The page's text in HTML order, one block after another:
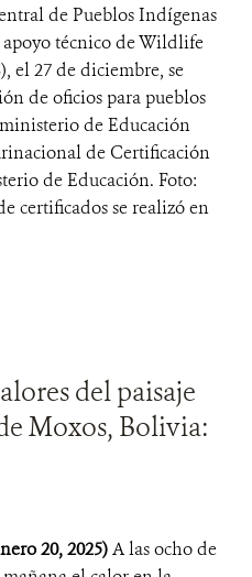
de Pueblos Indígenas
técnico de Wildlife
el 27 de diciembre, se
de oficios para pueblos
de Educación
de Certificación
de Educación. Foto:
certificados se realizó en
del paisaje
Moxos, Bolivia:
20, 2025)A las ocho de